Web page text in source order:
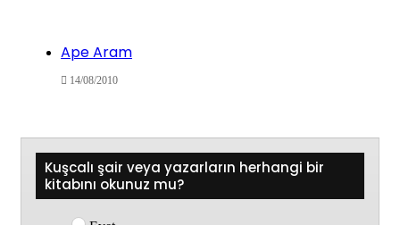
Ape Aram
14/08/2010
Kuşcalı şair veya yazarların herhangi bir
kitabını okunuz mu?